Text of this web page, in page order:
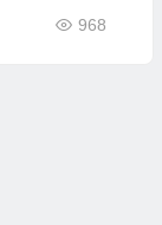
968